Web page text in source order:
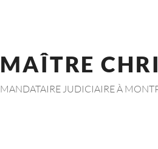
MAÎTRE
MANDATAIRE JUDICIAIRE À